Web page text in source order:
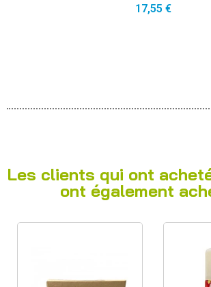
17,55 €
Les clients qui ont
ont également